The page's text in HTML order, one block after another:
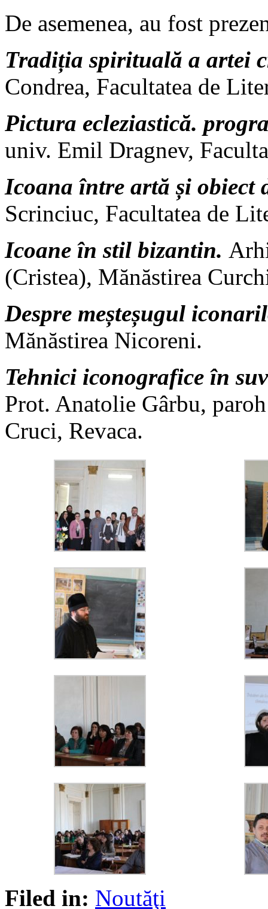
De asemenea, au fost
Tradiția spirituală a artei
Condrea, Facultatea de
Pictura ecleziastică.
univ. Emil Dragnev,
Icoana între artă și obiect
Scrinciuc, Facultatea de
Icoane în stil bizantin.
(Cristea), Mănăstirea
Despre meșteșugul
Mănăstirea Nicoreni.
Tehnici iconografice în
Prot. Anatolie Gârbu,
Cruci, Revaca.
Filed in: Noutăţi